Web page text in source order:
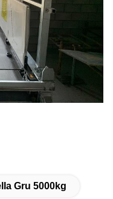
Gru 5000kg